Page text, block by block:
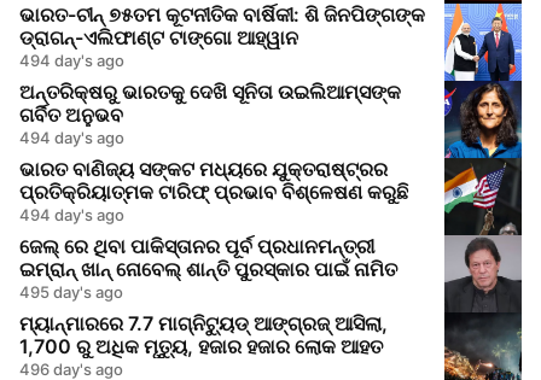
ଭାରତ-ଚୀନ୍ ୭୫ତମ କୂଟନୀତିକ ବାର୍ଷିକୀ: ଶି ଜିନପିଙ୍ଗଙ୍କ
ଡ୍ରାଗନ୍-ଏଲିଫାଣ୍ଟ ଟାଙ୍ଗୋ ଆହ୍ୱାନ
494 day's ago
ଅନ୍ତରିକ୍ଷରୁ ଭାରତକୁ ଦେଖି ସୂନିତା ଉଇଲିଆମ୍ସଙ୍କ
ଗର୍ବିତ ଅନୁଭବ
494 day's ago
ଭାରତ ବାଣିଜ୍ୟ ସଙ୍କଟ ମଧ୍ୟରେ ଯୁକ୍ତରାଷ୍ଟ୍ରର
ପ୍ରତିକ୍ରିୟାତ୍ମକ ଟାରିଫ୍ ପ୍ରଭାବ ବିଶ୍ଳେଷଣ କରୁଛି
494 day's ago
ଜେଲ୍ ରେ ଥିବା ପାକିସ୍ତାନର ପୂର୍ବ ପ୍ରଧାନମନ୍ତ୍ରୀ
ଇମ୍ରାନ୍ ଖାନ୍ ନୋବେଲ୍ ଶାନ୍ତି ପୁରସ୍କାର ପାଇଁ ନାମିତ
495 day's ago
ମ୍ୟାନ୍ମାରରେ 7.7 ମାଗ୍ନିଟ୍ୟୁଡ୍ ଆଙ୍ଗ୍ରଜ୍ ଆସିଲା,
1,700 ରୁ ଅଧିକ ମୃତ୍ୟୁ, ହଜାର ହଜାର ଲୋକ ଆହତ
496 day's ago